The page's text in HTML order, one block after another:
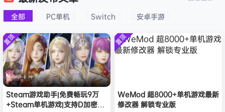
版
拟机
线
6（Forza
Horizon
6）免安装
中文版
c
Heart》
文版
n Desert
HYPERVI
SOR）免
安装中文
版
Requiem
）免安装
中文版
欢迎有*酱
e******i
签到获取 点积分 8月7日
欢迎e******i 加入本站 8月6日
普洱 签到获取 39 点积分
8月6日
欢迎普洱 加入本站
欢迎0**3 加入本站
欢迎c***s 加入本站
8月6日
欢迎沉*****松 加入本站 2小时前
全部 PC单机 Switch 安卓手游
置顶
Steam游戏助手|免费畅玩9万
+Steam单机游戏|支持D加密以
置顶
WeMod 超8000+单机游戏最新
修改器 解锁专业版